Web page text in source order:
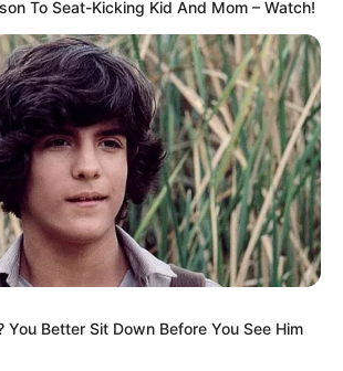
Mesinha Multiuso Feita
com Material Reciclado
de papel higiênico
To Seat-Kicking Kid And Mom – Watch!
You Better Sit Down Before You See Him